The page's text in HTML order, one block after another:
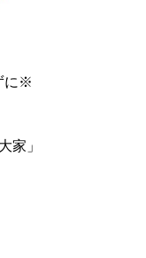
に※
家」